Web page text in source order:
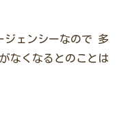
ジェンシーなので 多
なくなるとのことは